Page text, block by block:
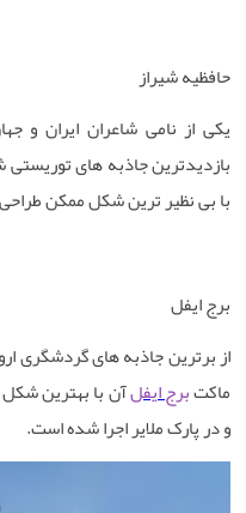
حافظیه شیراز
یکی از نامی شاعران ایران و
بازدیدترین جاذبه های
با بی نظیر ترین شکل ممکن
برج ایفل
از برترین جاذبه های گردشگری
ماکتبرج ایفلآن با بهترین
و در پارک ملایر اجرا شده است.